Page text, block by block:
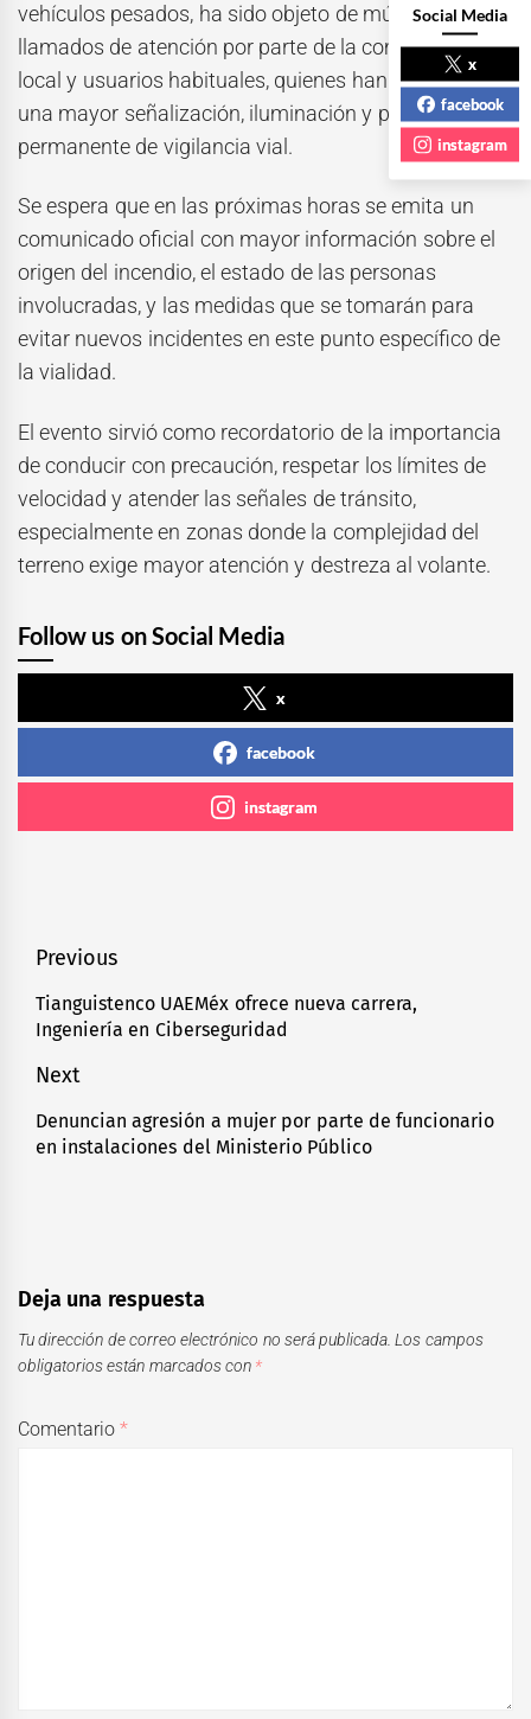
vehículos pesados, ha sido objeto de múltiples
llamados de atención por parte de la comunidad
local y usuarios habituales, quienes han solicitado
una mayor señalización, iluminación y presencia
permanente de vigilancia vial.
Se espera que en las próximas horas se emita un
comunicado oficial con mayor información sobre el
origen del incendio, el estado de las personas
involucradas, y las medidas que se tomarán para
evitar nuevos incidentes en este punto específico de
la vialidad.
El evento sirvió como recordatorio de la importancia
de conducir con precaución, respetar los límites de
velocidad y atender las señales de tránsito,
especialmente en zonas donde la complejidad del
terreno exige mayor atención y destreza al volante.
Follow us on Social Media
x
facebook
instagram
Navegación
de
entradas
Previous
Previous
post:
Tianguistenco UAEMéx ofrece nueva carrera,
Ingeniería en Ciberseguridad
Next
Next
post:
Denuncian agresión a mujer por parte de funcionario
en instalaciones del Ministerio Público
Deja una respuesta
Tu dirección de correo electrónico no será publicada. Los campos
obligatorios están marcados con *
Comentario*
Social Media
x
facebook
instagram